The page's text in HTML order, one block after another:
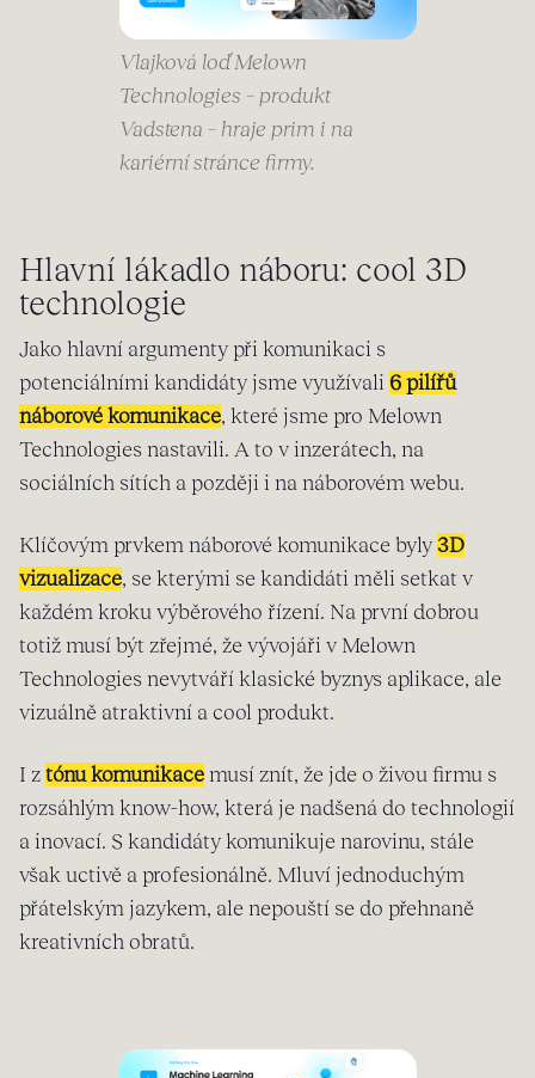
Vlajková loď Melown
Technologies – produkt
Vadstena – hraje prim i na
kariérní stránce firmy.
Hlavní lákadlo náboru: cool 3D
technologie
Jako hlavní argumenty při komunikaci s
potenciálními kandidáty jsme využívali 6 pilířů
náborové komunikace, které jsme pro Melown
Technologies nastavili. A to v inzerátech, na
sociálních sítích a později i na náborovém webu.
Klíčovým prvkem náborové komunikace byly 3D
vizualizace, se kterými se kandidáti měli setkat v
každém kroku výběrového řízení. Na první dobrou
totiž musí být zřejmé, že vývojáři v Melown
Technologies nevytváří klasické byznys aplikace, ale
vizuálně atraktivní a cool produkt.
I z tónu komunikace musí znít, že jde o živou firmu s
rozsáhlým know-how, která je nadšená do technologií
a inovací. S kandidáty komunikuje narovinu, stále
však uctivě a profesionálně. Mluví jednoduchým
přátelským jazykem, ale nepouští se do přehnaně
kreativních obratů.